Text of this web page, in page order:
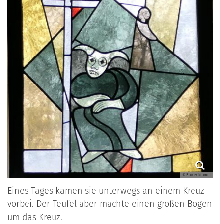
© Rainer Kramm
Eines Tages kamen sie unterwegs an einem Kreuz
vorbei. Der Teufel aber machte einen großen Bogen
um das Kreuz.